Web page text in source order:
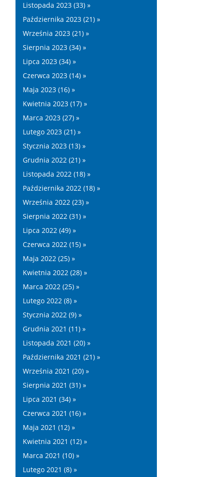
Listopada 2023 (33) »
Października 2023 (21) »
Września 2023 (21) »
Sierpnia 2023 (34) »
Lipca 2023 (34) »
Czerwca 2023 (14) »
Maja 2023 (16) »
Kwietnia 2023 (17) »
Marca 2023 (27) »
Lutego 2023 (21) »
Stycznia 2023 (13) »
Grudnia 2022 (21) »
Listopada 2022 (18) »
Października 2022 (18) »
Września 2022 (23) »
Sierpnia 2022 (31) »
Lipca 2022 (49) »
Czerwca 2022 (15) »
Maja 2022 (25) »
Kwietnia 2022 (28) »
Marca 2022 (25) »
Lutego 2022 (8) »
Stycznia 2022 (9) »
Grudnia 2021 (11) »
Listopada 2021 (20) »
Października 2021 (21) »
Września 2021 (20) »
Sierpnia 2021 (31) »
Lipca 2021 (34) »
Czerwca 2021 (16) »
Maja 2021 (12) »
Kwietnia 2021 (12) »
Marca 2021 (10) »
Lutego 2021 (8) »